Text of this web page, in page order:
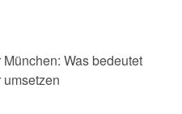
Was bedeutet